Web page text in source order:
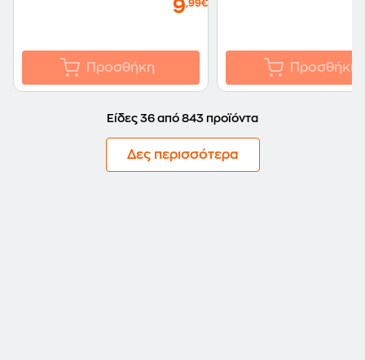
9,99€
Προσθήκη Προσθήκη
Είδες 36 από 843 προϊόντα
Δες περισσότερα